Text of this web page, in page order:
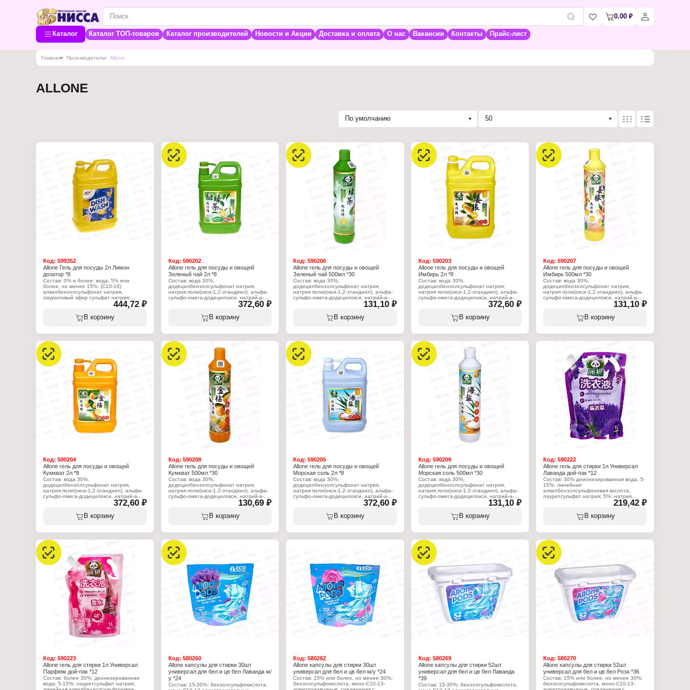
0.00 ₽
Каталог Каталог ТОП-товаров Каталог производителей Новости и Акции Доставка и оплата О нас Вакансии Контакты Прайс-лист
Главная Производитель Allone
ALLONE
По умолчанию 50
Код: 599352
Allone Гель для посуды 2л Лимон
дозатор *8
Состав: 0% и более: вода; 5% или
более, но менее 15%: (С10-1б)
алкилбензолсульфонат натрия,
лауриловый эфир сульфат натрия;
менее 5%: кокамидопропиламина оксид,
динатриевая соль
этилендиаминтетрауксусной кислоты,
Характеристики:
Торговая марка: Allone
Тип товара: Средство для мытья посуды
Форма выпуска: гель
Аромат: "Лимон"
Упаковка: с дозатором
444,72 ₽
В корзину
Код: 590202
Allone гель для посуды и овощей
Зеленый чай 2л *8
Состав: вода 30%,
додецилбензолсульфонат натрия,
натрия поли(окси-1,2-этандиил), альфа-
cульфо-омега-додецилокси, натрий-а-
олефинсульфонат, полиоксиэтиленэфир
жирных спиртов, хлорид натрия,
отдушка, 2-метил-4-изотиазолин-3.
Вариация: и овощей
Аромат: "Зеленый чай"
Форма выпуска: гель
Объем: 2 л
372,60 ₽
В корзину
Код:590206
Allone гель для посуды и овощей
Зеленый чай 500мл *30
Состав: вода 30%,
додецилбензолсульфонат натрия,
натрия поли(окси-1,2-этандиил), альфа-
cульфо-омега-додецилокси, натрий-а-
олефинсульфонат, полиоксиэтиленэфир
жирных спиртов, хлорид натрия,
отдушка, 2-метил-4-изотиазолин-3.
Вариация: и овощей
Аромат: "Зеленый чай"
Форма выпуска: гель
Объем: 500 мл
131,10 ₽
В корзину
Код: 590203
Allone гель для посуды и овощей
Имбирь 2л *8
Состав: вода 30%,
додецилбензолсульфонат натрия,
натрия поли(окси-1,2-этандиил), альфа-
cульфо-омега-додецилокси, натрий-а-
олефинсульфонат, полиоксиэтиленэфир
жирных спиртов, хлорид натрия,
отдушка, 2-метил-4-изотиазолин-3.
Вариация: и овощей
Аромат: "Имбирь"
Форма выпуска: гель
Объем: 2 л
372,60 ₽
В корзину
Код:590207
Allone гель для посуды и овощей
Имбирь 500мл *30
Состав: вода 30%,
додецилбензолсульфонат натрия,
натрия поли(окси-1,2-этандиил), альфа-
cульфо-омега-додецилокси, натрий-а-
олефинсульфонат, полиоксиэтиленэфир
жирных спиртов, хлорид натрия,
отдушка, 2-метил-4-изотиазолин-3.
Вариация: и овощей
Форма выпуска: гель
Объем: 500 мл
131,10 ₽
В корзину
Код: 590204
Allone гель для посуды и овощей
Кумкват 2л *8
Состав: вода 30%,
додецилбензолсульфонат натрия,
натрия поли(окси-1,2-этандиил), альфа-
cульфо-омега-додецилокси, натрий-а-
олефинсульфонат, полиоксиэтиленэфир
жирных спиртов, хлорид натрия,
отдушка, 2-метил-4-изотиазолин-3.
Вариация: и овощей
Аромат: "Кумкват"
Форма выпуска: гель
Объем: 2 л
372,60 ₽
В корзину
Код: 590208
Allone гель для посуды и овощей
Кумкват 500мл *30
Состав: вода 30%,
додецилбензолсульфонат натрия,
натрия поли(окси-1,2-этандиил), альфа-
cульфо-омега-додецилокси, натрий-а-
олефинсульфонат, полиоксиэтиленэфир
жирных спиртов, хлорид натрия,
отдушка, 2-метил-4-изотиазолин-3.
Вариация: и овощей
Аромат: "Кумкват"
Форма выпуска: гель
Объем: 500 мл
130,69 ₽
В корзину
Код:590205
Allone гель для посуды и овощей
Морская соль 2л *8
Состав: вода 30%,
додецилбензолсульфонат натрия,
натрия поли(окси-1,2-этандиил), альфа-
cульфо-омега-додецилокси, натрий-а-
олефинсульфонат, полиоксиэтиленэфир
жирных спиртов, хлорид натрия,
отдушка, 2-метил-4-изотиазолин-3.
Вариация: и овощей
372,60 ₽
В корзину
Код: 590209
Allone гель для посуды и овощей
Морская соль 500мл *30
Состав: вода 30%,
додецилбензолсульфонат натрия,
натрия поли(окси-1,2-этандиил), альфа-
cульфо-омега-додецилокси, натрий-а-
олефинсульфонат, полиоксиэтиленэфир
жирных спиртов, хлорид натрия,
отдушка, 2-метил-4-изотиазолин-3.
Вариация: и овощей
Аромат: "Морская соль"
Форма выпуска: гель
Объем: 500 мл
131,10 ₽
В корзину
Код:590222
Allone гель для стирки 1л Универсал
Лаванда дой-пак *12
Состав: 30% деионизированная вода, 5-
15%: линейная
алкилбензолсульфоновая кислота,
лауретсульфат натрия; 5%: натрия
бутилциклогексилацетат, бензил
салицилат, диметилбензиловый спирт,
линалоол, гексилсалицилат.
Тип товара: Средство для стирки
Назначение: универсальный
Аромат: "Лаванда"
Форма выпуска: гель
Упаковка: дой-пак
Объем: 1 л
219,42 ₽
В корзину
Код: 590223
Allone гель для стирки 1л Универсал
Парфюм дой-пак *12
Состав: более 30%: деонизированная
вода; 5-15%: лауретсульфат натрия,
Код: 580260
Allone капсулы для стирки 30шт
универсал для бел и цв бел Лаванда м/
у *24
Состав: 15-30%: бензолсульфокислота,
Код:580262
Allone капсулы для стирки 30шт
универсал для бел и цв бел м/у *24
Состав: 15% или более, но менее 30%:
бензолсульфокислота, моно-С10-13-
Код: 580269
Allone капсулы для стирки 52шт
универсал для бел и цв бел Лаванда
*39
Состав: 15-30%: бензолсульфокислота,
Код:580270
Allone капсулы для стирки 52шт
универсал для бел и цв бел Роза *36
Состав: 15% или более, но менее 30%:
бензолсульфокислота, моно-С10-13-